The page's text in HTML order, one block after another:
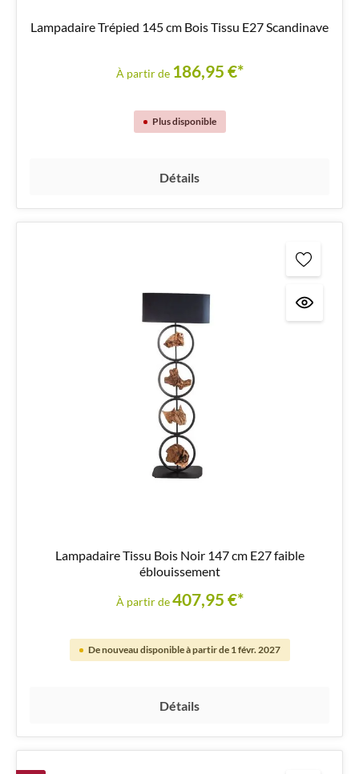
Lampadaire Trépied 145 cm Bois Tissu E27 Scandinave
À partir de 186,95 €*
Plus disponible
Détails
Lampadaire Tissu Bois Noir 147 cm E27 faible
éblouissement
À partir de407,95 €*
De nouveau disponible à partir de 1 févr. 2027
Détails